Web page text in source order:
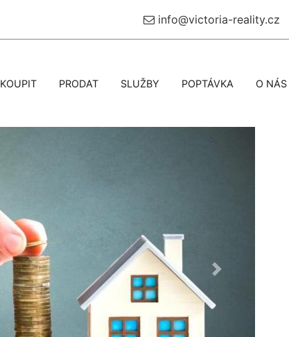
info@victoria-reality.cz
KOUPIT PRODAT SLUŽBY POPTÁVKA O NÁS
Další